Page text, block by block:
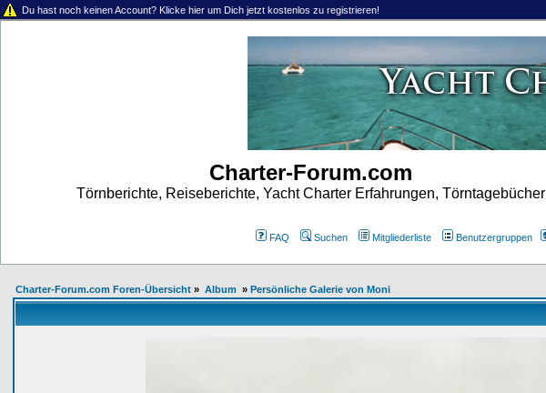
Du hast noch keinen Account? Klicke hier um Dich jetzt kostenlos zu registrieren!
Charter-Forum.com
Törnberichte, Reiseberichte, Yacht Charter Erfahrungen, Törntagebücher
FAQ Suchen Mitgliederliste Benutzergruppen
Charter-Forum.com Foren-Übersicht» Album » Persönliche Galerie von Moni